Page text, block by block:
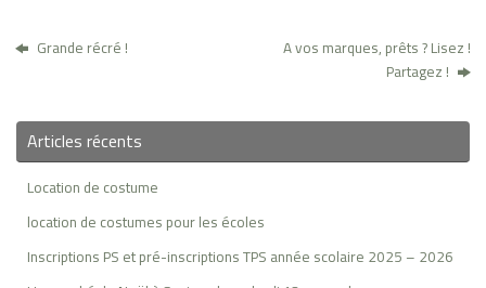
Grande récré !
A vos marques, prêts ? Lisez !
Partagez !
Articles récents
Location de costume
location de costumes pour les écoles
Inscriptions PS et pré-inscriptions TPS année scolaire 2025 – 2026